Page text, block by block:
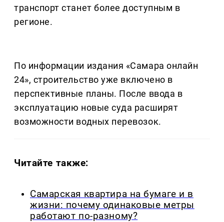
транспорт станет более доступным в
регионе.
По информации издания «Самара онлайн
24», строительство уже включено в
перспективные планы. После ввода в
эксплуатацию новые суда расширят
возможности водных перевозок.
Читайте также:
Самарская квартира на бумаге и в
жизни: почему одинаковые метры
работают по-разному?